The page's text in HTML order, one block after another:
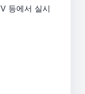
등에서 실시